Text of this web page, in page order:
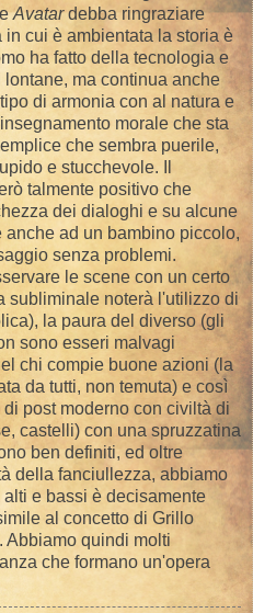
Avatardebba ringraziare
cui è ambientata la storia è
ha fatto della tecnologia e
ma continua anche
di armonia con al natura e
morale che sta
che sembra puerile,
e stucchevole. Il
talmente positivo che
dei dialoghi e su alcune
ad un bambino piccolo,
senza problemi.
le scene con un certo
subliminale noterà l'utilizzo di
la paura del diverso (gli
sono esseri malvagi
chi compie buone azioni (la
da tutti, non temuta) e così
post moderno con civiltà di
castelli) con una spruzzatina
ben definiti, ed oltre
della fanciullezza, abbiamo
e bassi è decisamente
al concetto di Grillo
Abbiamo quindi molti
che formano un'opera